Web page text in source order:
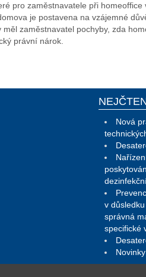
pro zaměstnavatele při
je postavena na vzájemné
měl zaměstnavatel pochyby, zda
právní nárok.
Nová
v
správná
specifické